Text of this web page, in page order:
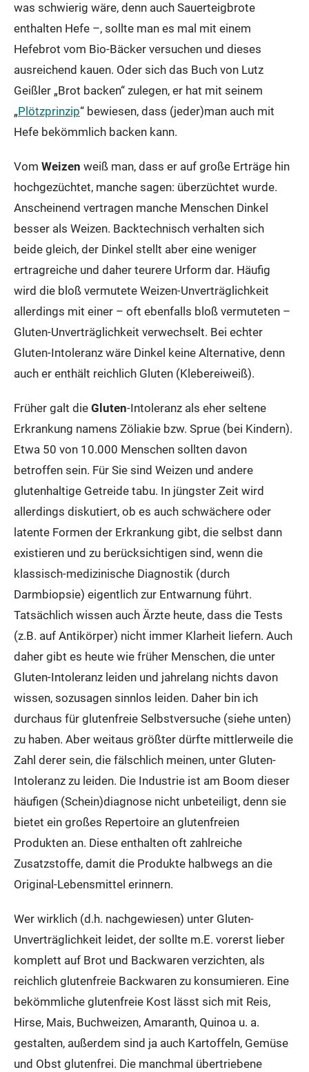
was schwierig wäre, denn auch Sauerteigbrote
enthalten Hefe –, sollte man es mal mit einem
Hefebrot vom Bio-Bäcker versuchen und dieses
ausreichend kauen. Oder sich das Buch von Lutz
Geißler „Brot backen“ zulegen, er hat mit seinem
„Plötzprinzip“ bewiesen, dass (jeder)man auch mit
Hefe bekömmlich backen kann.
Vom Weizen weiß man, dass er auf große Erträge hin
hochgezüchtet, manche sagen: überzüchtet wurde.
Anscheinend vertragen manche Menschen Dinkel
besser als Weizen. Backtechnisch verhalten sich
beide gleich, der Dinkel stellt aber eine weniger
ertragreiche und daher teurere Urform dar. Häufig
wird die bloß vermutete Weizen-Unverträglichkeit
allerdings mit einer – oft ebenfalls bloß vermuteten –
Gluten-Unverträglichkeit verwechselt. Bei echter
Gluten-Intoleranz wäre Dinkel keine Alternative, denn
auch er enthält reichlich Gluten (Klebereiweiß).
Früher galt die Gluten-Intoleranz als eher seltene
Erkrankung namens Zöliakie bzw. Sprue (bei Kindern).
Etwa 50 von 10.000 Menschen sollten davon
betroffen sein. Für Sie sind Weizen und andere
glutenhaltige Getreide tabu. In jüngster Zeit wird
allerdings diskutiert, ob es auch schwächere oder
latente Formen der Erkrankung gibt, die selbst dann
existieren und zu berücksichtigen sind, wenn die
klassisch-medizinische Diagnostik (durch
Darmbiopsie) eigentlich zur Entwarnung führt.
Tatsächlich wissen auch Ärzte heute, dass die Tests
(z.B. auf Antikörper) nicht immer Klarheit liefern. Auch
daher gibt es heute wie früher Menschen, die unter
Gluten-Intoleranz leiden und jahrelang nichts davon
wissen, sozusagen sinnlos leiden. Daher bin ich
durchaus für glutenfreie Selbstversuche (siehe unten)
zu haben. Aber weitaus größter dürfte mittlerweile die
Zahl derer sein, die fälschlich meinen, unter Gluten-
Intoleranz zu leiden. Die Industrie ist am Boom dieser
häufigen (Schein)diagnose nicht unbeteiligt, denn sie
bietet ein großes Repertoire an glutenfreien
Produkten an. Diese enthalten oft zahlreiche
Zusatzstoffe, damit die Produkte halbwegs an die
Original-Lebensmittel erinnern.
Wer wirklich (d.h. nachgewiesen) unter Gluten-
Unverträglichkeit leidet, der sollte m.E. vorerst lieber
komplett auf Brot und Backwaren verzichten, als
reichlich glutenfreie Backwaren zu konsumieren. Eine
bekömmliche glutenfreie Kost lässt sich mit Reis,
Hirse, Mais, Buchweizen, Amaranth, Quinoa u. a.
gestalten, außerdem sind ja auch Kartoffeln, Gemüse
und Obst glutenfrei. Die manchmal übertriebene